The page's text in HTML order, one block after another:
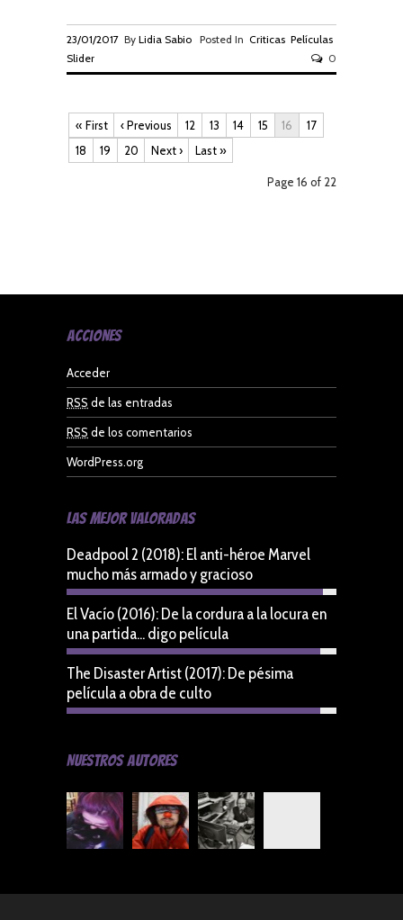
23/01/2017 By Lidia Sabio Posted In Criticas Películas
Slider
0
« First ‹ Previous 12 13 14 15 16
17
18
19 20 Next › Last »
Page 16 of 22
Acciones
Acceder
RSS de las entradas
RSS de los comentarios
WordPress.org
Las Mejor Valoradas
Deadpool 2 (2018): El anti-héroe Marvel
mucho más armado y gracioso
El Vacío (2016): De la cordura a la locura en
una partida... digo película
The Disaster Artist (2017): De pésima
película a obra de culto
Nuestros Autores